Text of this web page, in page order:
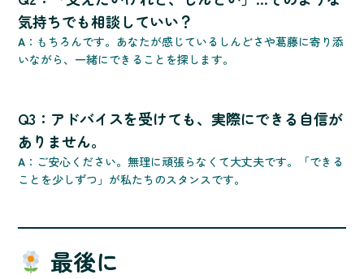
気持ちでも相談していい？
A ：もちろんです。あなたが感じているしんどさや葛藤に寄り添
いながら、一緒にできることを探します。
Q3：アドバイスを受けても、実際にできる自信が
ありません。
A ：ご安心ください。無理に頑張らなくて大丈夫です。「できる
ことを少しずつ」が私たちのスタンスです。
最後に